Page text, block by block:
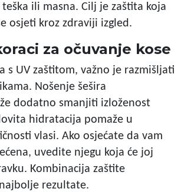
ili masna. Cilj je zaštita koja
osjeti kroz zdraviji izgled.
za očuvanje kose
s UV zaštitom, važno je razmišljati
Nošenje šešira
dodatno smanjiti izloženost
hidratacija pomaže u
vlasi. Ako osjećate da vam
uvedite njegu koja će joj
Kombinacija zaštite
rezultate.